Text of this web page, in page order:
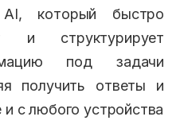
который быстро
и структурирует
под задачи
получить ответы и
с любого устройства